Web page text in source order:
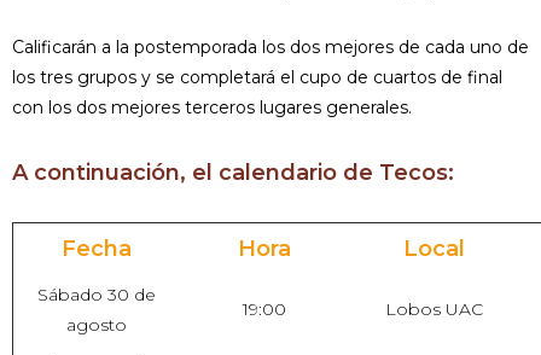
Calificarán a la postemporada los dos mejores de cada uno de
los tres grupos y se completará el cupo de cuartos de final
con los dos mejores terceros lugares generales.
A continuación, el calendario de Tecos:
Fecha Hora Local
Sábado 30 de
agosto
19:00 Lobos UAC